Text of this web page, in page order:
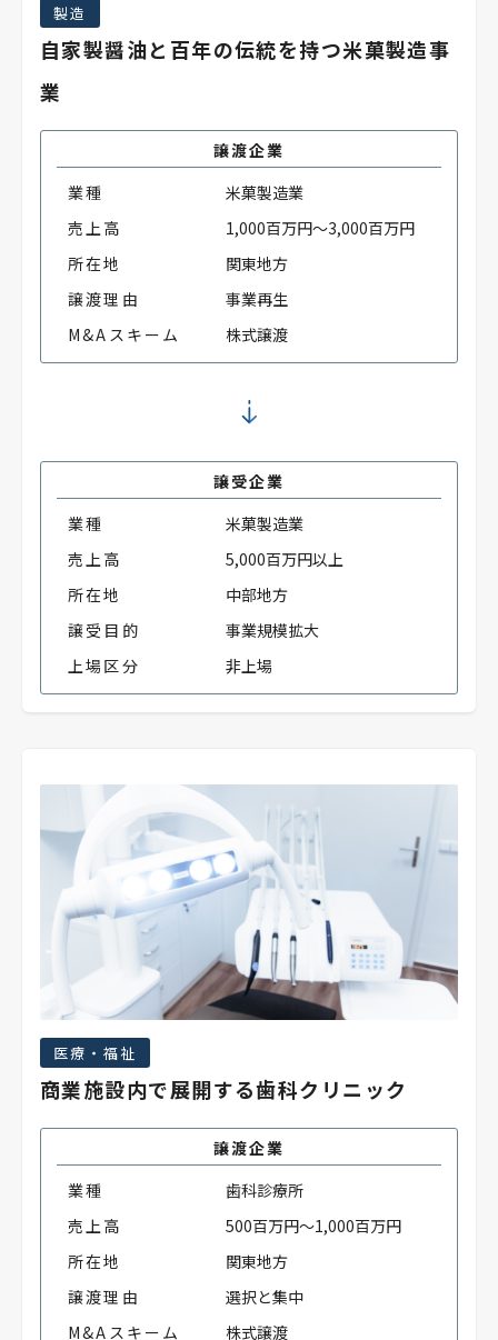
製造
自家製醤油と百年の伝統を持つ米菓製造事
業
譲渡企業
業種
米菓製造業
売上高
1,000百万円～3,000百万円
所在地
関東地方
譲渡理由
事業再生
M&Aスキーム
株式譲渡
譲受企業
業種
米菓製造業
売上高
5,000百万円以上
所在地
中部地方
譲受目的
事業規模拡大
上場区分
非上場
医療・福祉
商業施設内で展開する歯科クリニック
譲渡企業
業種
歯科診療所
売上高
500百万円～1,000百万円
所在地
関東地方
譲渡理由
選択と集中
M&Aスキーム
株式譲渡